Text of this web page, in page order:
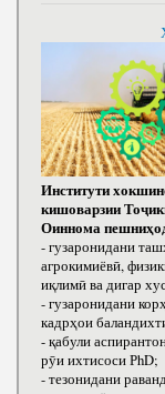
Институти
кишоварзии
Оиннома
- гузаронидани
агрокимиёвӣ,
иқлимӣ ва дигар
- гузаронидани
кадрҳои
- қабули
рӯи ихтисоси РhD;
- тезонидани